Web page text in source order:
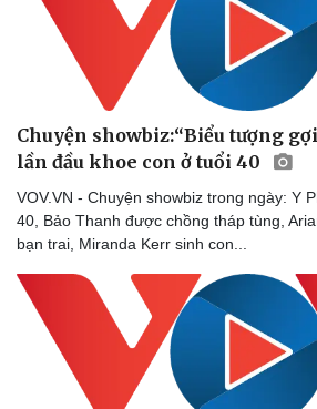
Chuyện showbiz:“Biểu tượng
lần đầu khoe con ở tuổi 40
VOV.VN - Chuyện showbiz trong ngày: Y
40, Bảo Thanh được chồng tháp tùng,
bạn trai, Miranda Kerr sinh con...